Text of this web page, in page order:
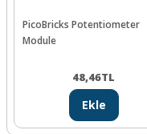
PicoBricks Potentiometer
Module
48,46TL
Ekle